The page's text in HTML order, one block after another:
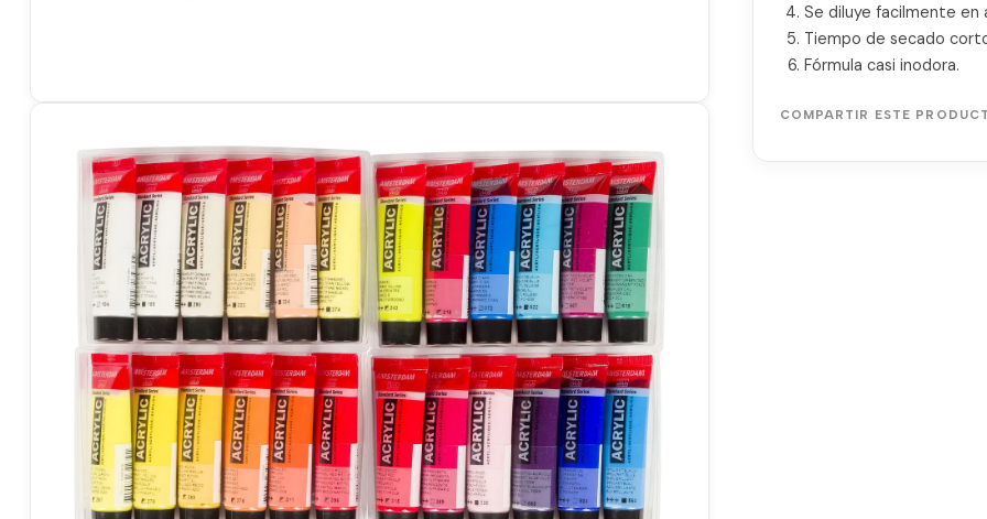
Se diluye facilmente en
Tiempo de secado
Fórmula casi inodora.
COMPARTIR ESTE